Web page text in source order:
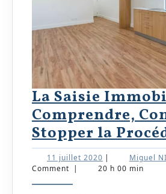
La Saisie
Comprendre,
Stopper la
11 juillet 2020 11
juillet
Miguel
Comment
20 h 00 min